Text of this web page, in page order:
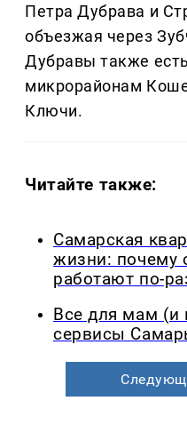
Петра Дубрава и
объезжая через
Дубравы также
микрорайонам
Ключи.
Читайте также:
Самарская
жизни: почему
работают по-
Все для мам (и
сервисы